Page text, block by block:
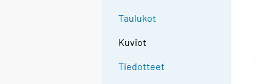
Taulukot
Kuviot
Tiedotteet